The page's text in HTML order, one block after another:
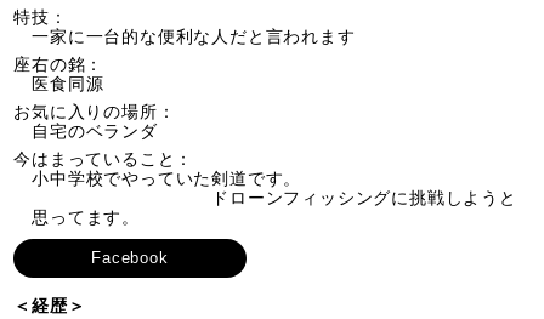
特技：
一家に一台的な便利な人だと言われます
座右の銘：
医食同源
お気に入りの場所：
自宅のベランダ
今はまっていること：
小中学校でやっていた剣道です。
ドローンフィッシングに挑戦しようと
思ってます。
Facebook
＜経歴＞